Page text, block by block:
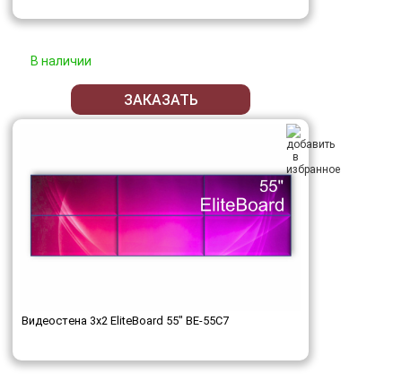
В наличии
ЗАКАЗАТЬ
Видеостена 3x2 EliteBoard 55" BE-55C7